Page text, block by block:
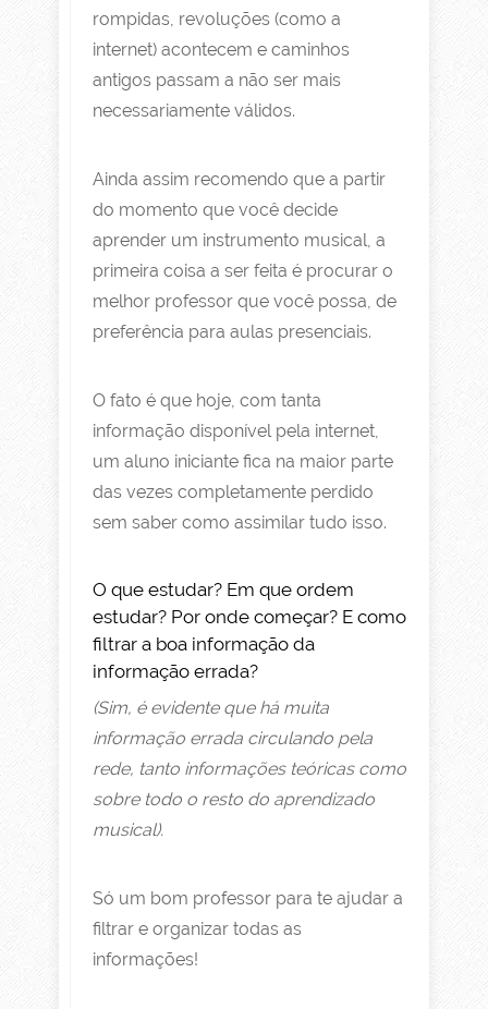
rompidas, revoluções (como a
internet) acontecem e caminhos
antigos passam a não ser mais
necessariamente válidos.
Ainda assim recomendo que a partir
do momento que você decide
aprender um instrumento musical, a
primeira coisa a ser feita é procurar o
melhor professor que você possa, de
preferência para aulas presenciais.
O fato é que hoje, com tanta
informação disponível pela internet,
um aluno iniciante fica na maior parte
das vezes completamente perdido
sem saber como assimilar tudo isso.
O que estudar? Em que ordem
estudar? Por onde começar? E como
filtrar a boa informação da
informação errada?
(Sim, é evidente que há muita
informação errada circulando pela
rede, tanto informações teóricas como
sobre todo o resto do aprendizado
musical).
Só um bom professor para te ajudar a
filtrar e organizar todas as
informações!